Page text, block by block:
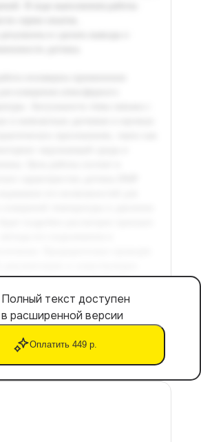
Полный текст доступен
в расширенной версии
Оплатить 449 р.